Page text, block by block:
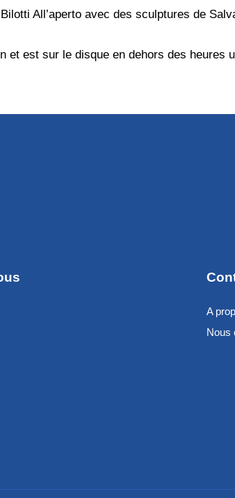
All’aperto avec des sculptures de
et est sur le disque en dehors des heures
A
Nous